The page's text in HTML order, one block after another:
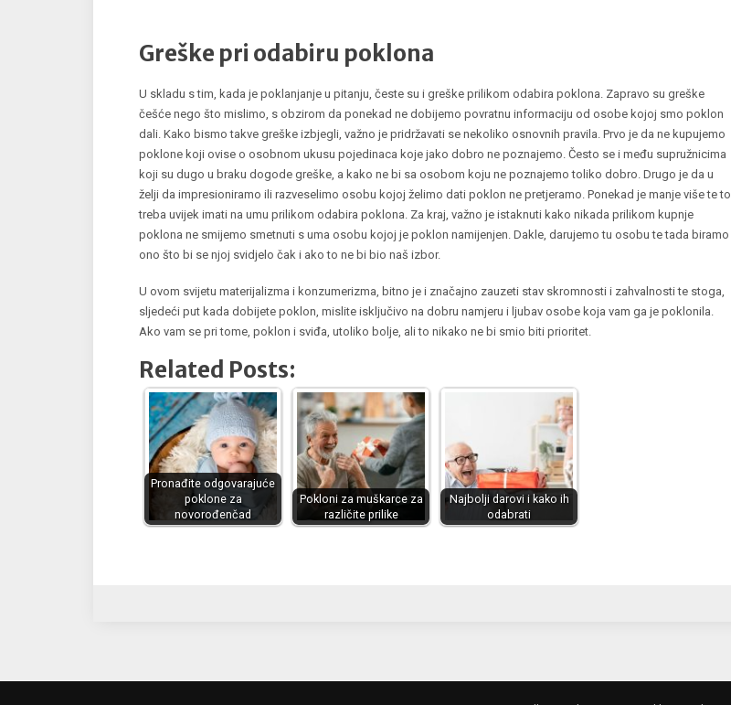
Greške pri odabiru poklona
U skladu s tim, kada je poklanjanje u pitanju, česte su i greške prilikom odabira poklona. Zapravo su greške
češće nego što mislimo, s obzirom da ponekad ne dobijemo povratnu informaciju od osobe kojoj smo poklon
dali. Kako bismo takve greške izbjegli, važno je pridržavati se nekoliko osnovnih pravila. Prvo je da ne kupujemo
poklone koji ovise o osobnom ukusu pojedinaca koje jako dobro ne poznajemo. Često se i među supružnicima
koji su dugo u braku dogode greške, a kako ne bi sa osobom koju ne poznajemo toliko dobro. Drugo je da u
želji da impresioniramo ili razveselimo osobu kojoj želimo dati poklon ne pretjeramo. Ponekad je manje više te to
treba uvijek imati na umu prilikom odabira poklona. Za kraj, važno je istaknuti kako nikada prilikom kupnje
poklona ne smijemo smetnuti s uma osobu kojoj je poklon namijenjen. Dakle, darujemo tu osobu te tada biramo
ono što bi se njoj svidjelo čak i ako to ne bi bio naš izbor.
U ovom svijetu materijalizma i konzumerizma, bitno je i značajno zauzeti stav skromnosti i zahvalnosti te stoga,
sljedeći put kada dobijete poklon, mislite isključivo na dobru namjeru i ljubav osobe koja vam ga je poklonila.
Ako vam se pri tome, poklon i sviđa, utoliko bolje, ali to nikako ne bi smio biti prioritet.
Related Posts:
Pronađite odgovarajuće
poklone za
novorođenčad
Pokloni za muškarce za
različite prilike
Najbolji darovi i kako ih
odabrati